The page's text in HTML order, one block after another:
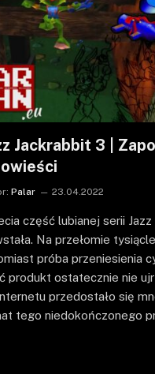
Jackrabbit 3 |
Palar 23.04.2022
część lubianej serii
Na przełomie
próba przeniesienia
produkt ostatecznie nie
przedostało się
tego niedokończonego